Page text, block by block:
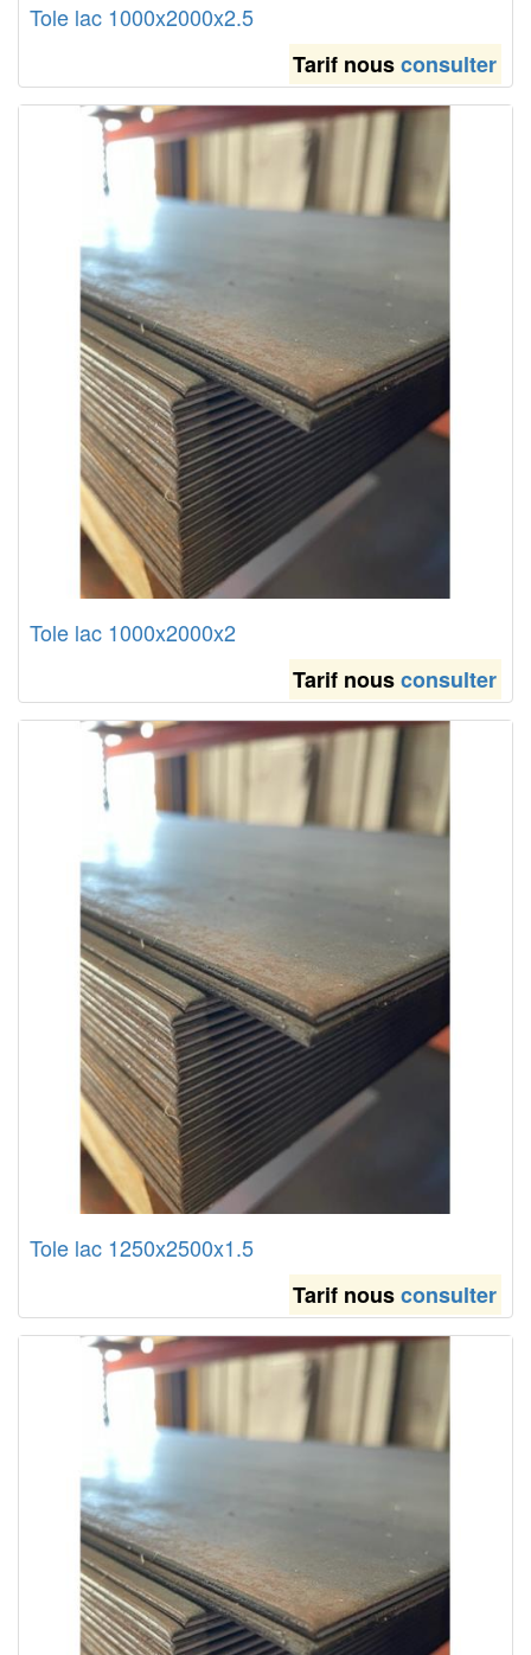
Tole lac 1000x2000x2.5
Tarif nousconsulter
Tole lac 1000x2000x2
Tarif nousconsulter
Tole lac 1250x2500x1.5
Tarif nousconsulter